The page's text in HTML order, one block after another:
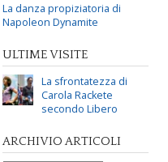
La danza propiziatoria di
Napoleon Dynamite
ULTIME VISITE
La sfrontatezza di
Carola Rackete
secondo Libero
ARCHIVIO ARTICOLI